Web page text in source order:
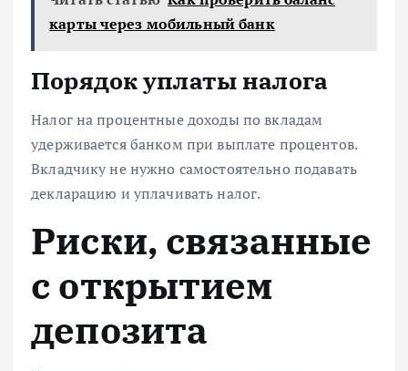
карты через мобильный банк
Порядок уплаты налога
Налог на процентные доходы по вкладам
удерживается банком при выплате процентов.
Вкладчику не нужно самостоятельно подавать
декларацию и уплачивать налог.
Риски, связанные
с открытием
депозита